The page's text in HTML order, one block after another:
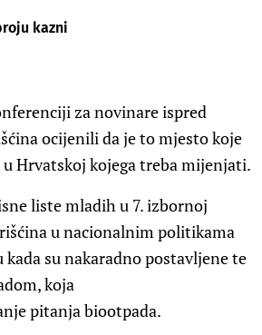
kazni
za novinare ispred
ocijenili da je to mjesto koje
Hrvatskoj kojega treba mijenjati.
liste mladih u 7. izbornoj
u nacionalnim politikama
su nakaradno postavljene te
koja
pitanja biootpada.